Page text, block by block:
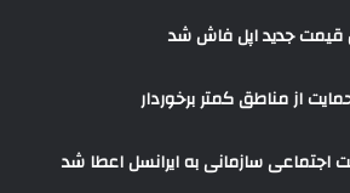
قیمت جدید اپل فاش شد
از مناطق کمتر برخوردار
اجتماعی سازمانی به ایرانسل اعطا شد